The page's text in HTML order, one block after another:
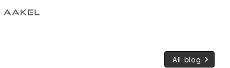
All blog keyboard_arrow_right